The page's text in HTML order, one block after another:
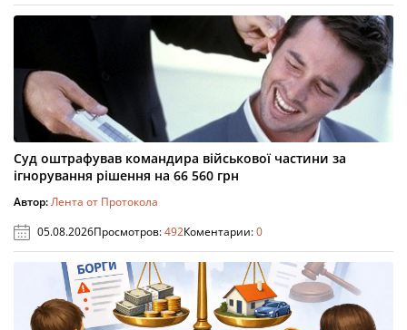
Суд оштрафував командира військової частини за
ігнорування рішення на 66 560 грн
Автор:Лента от Протокола
05.08.2026Просмотров:492Коментарии:0